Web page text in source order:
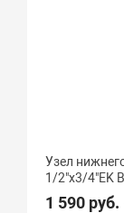
Узел
1/2"x3/4"EK
1 590 руб.